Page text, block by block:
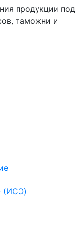
продукции под
таможни и
(ИСО)